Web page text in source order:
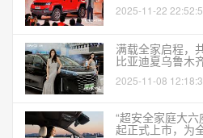
2025-11-22
满载全家启程
比亚迪夏乌鲁木
2025-11-08
“超安全家庭大
起正式上市，为